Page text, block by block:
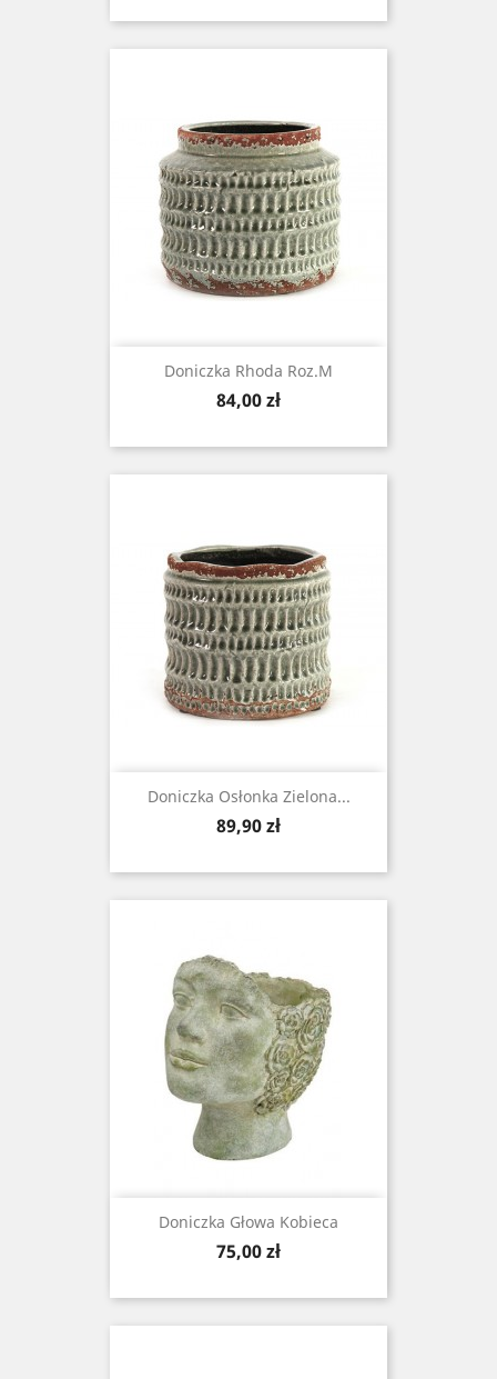
Doniczka Rhoda Roz.M
Cena
84,00 zł
Doniczka Osłonka Zielona...
Cena
89,90 zł
Doniczka Głowa Kobieca
Cena
75,00 zł